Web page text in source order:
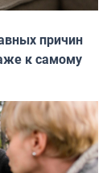
причин
к самому